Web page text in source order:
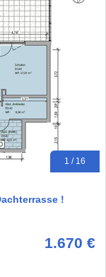
1 / 16
!
1.670 €